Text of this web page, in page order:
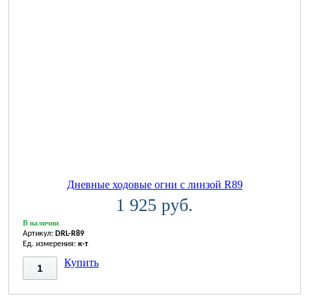
Дневные ходовые огни с линзой R89
1 925 руб.
В наличии
Артикул: DRL-R89
Ед. измерения: к-т
Купить